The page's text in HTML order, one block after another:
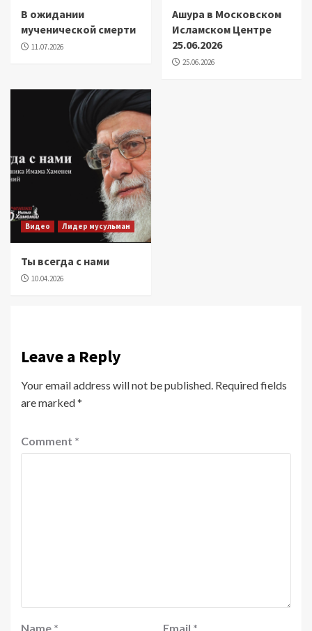
В ожидании
мученической смерти
11.07.2026
Ашура в Московском
Исламском Центре
25.06.2026
25.06.2026
Видео Лидер мусульман
Ты всегда с нами
10.04.2026
Leave a Reply
Your email address will not be published. Required fields
are marked*
Comment *
Name * Email *